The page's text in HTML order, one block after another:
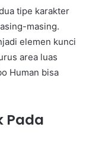
tipe karakter
masing.
elemen kunci
area luas
Human bisa
Pada